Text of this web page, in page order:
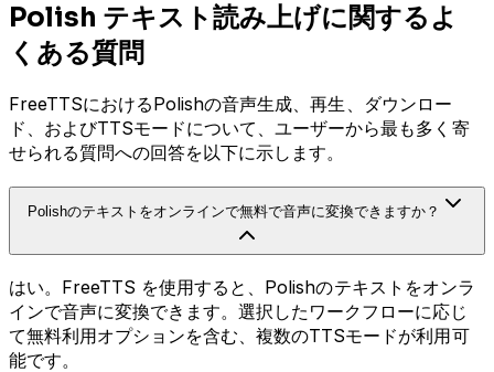
Polish テキスト読み上げに関するよ
くある質問
FreeTTSにおけるPolishの音声生成、再生、ダウンロー
ド、およびTTSモードについて、ユーザーから最も多く寄
せられる質問への回答を以下に示します。
Polishのテキストをオンラインで無料で音声に変換できますか？
はい。FreeTTS を使用すると、Polishのテキストをオンラ
インで音声に変換できます。選択したワークフローに応じ
て無料利用オプションを含む、複数のTTSモードが利用可
能です。